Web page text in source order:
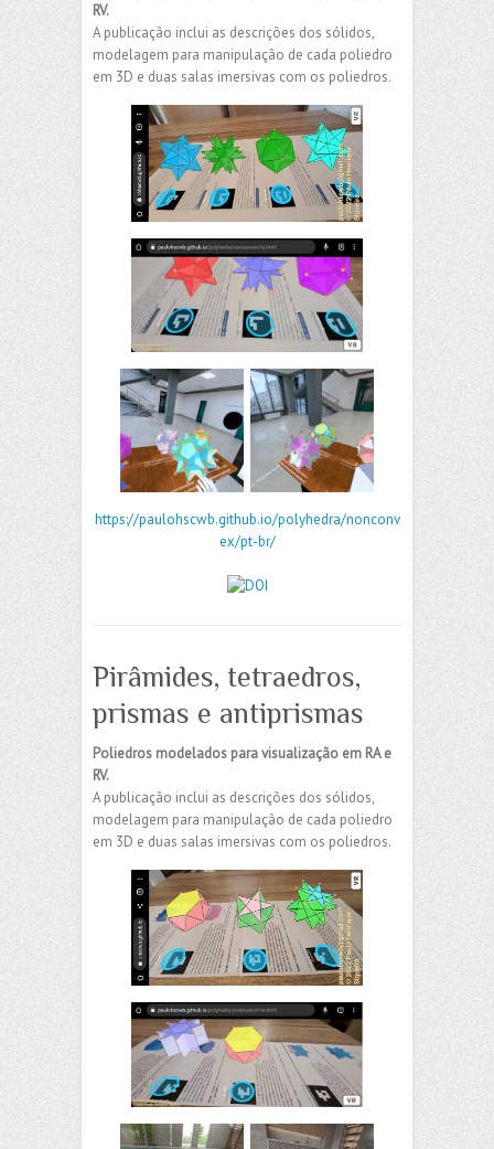
RV.
A publicação inclui as descrições dos sólidos,
modelagem para manipulação de cada poliedro
em 3D e duas salas imersivas com os poliedros.
https://paulohscwb.github.io/polyhedra/nonconv
ex/pt-br/
Pirâmides, tetraedros,
prismas e antiprismas
Poliedros modelados para visualização em RA e
RV.
A publicação inclui as descrições dos sólidos,
modelagem para manipulação de cada poliedro
em 3D e duas salas imersivas com os poliedros.